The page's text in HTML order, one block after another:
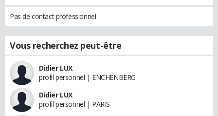
Pas de contact professionnel
Vous recherchez peut-être
Didier LUX
profil personnel | ENCHENBERG
Didier LUX
profil personnel | PARIS